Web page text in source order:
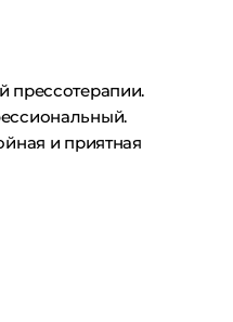
прессотерапии.
и приятная